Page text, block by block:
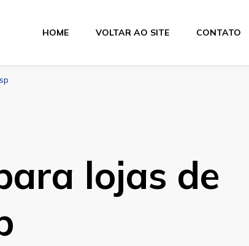
HOME VOLTAR AO SITE CONTATO
lojas de